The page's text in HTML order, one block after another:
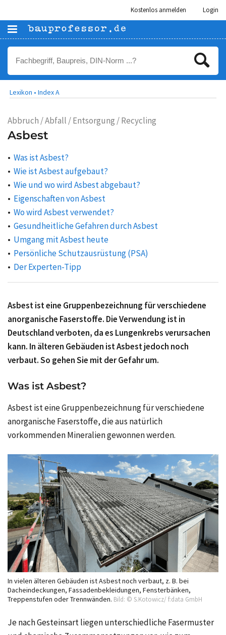
Kostenlos anmelden Login
Lexikon • Index A
Abbruch / Abfall / Entsorgung / Recycling
Asbest
Was ist Asbest?
Wie ist Asbest aufgebaut?
Wie und wo wird Asbest abgebaut?
Eigenschaften von Asbest
Wo wird Asbest verwendet?
Gesundheitliche Gefahren durch Asbest
Umgang mit Asbest heute
Persönliche Schutzausrüstung (PSA)
Der Experten-Tipp
Asbest ist eine Gruppenbezeichnung für verschiedene
anorganische Faserstoffe. Die Verwendung ist in
Deutschland verboten, da es Lungenkrebs verursachen
kann. In älteren Gebäuden ist Asbest jedoch noch
verbaut. So gehen Sie mit der Gefahr um.
Was ist Asbest?
Asbest ist eine Gruppenbezeichnung für verschiedene
anorganische Faserstoffe, die aus natürlich
vorkommenden Mineralien gewonnen werden.
In vielen älteren Gebäuden ist Asbest noch verbaut, z. B. bei
Dacheindeckungen, Fassadenbekleidungen, Fensterbänken,
Treppenstufen oder Trennwänden. Bild: © S.Kotowicz/ f:data GmbH
Je nach Gesteinsart liegen unterschiedliche Fasermuster